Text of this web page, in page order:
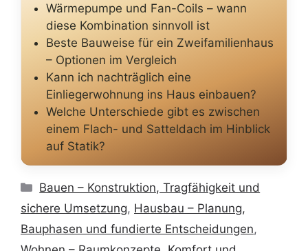
Wärmepumpe und Fan-Coils – wann
diese Kombination sinnvoll ist
Beste Bauweise für ein Zweifamilienhaus
– Optionen im Vergleich
Kann ich nachträglich eine
Einliegerwohnung ins Haus einbauen?
Welche Unterschiede gibt es zwischen
einem Flach- und Satteldach im Hinblick
auf Statik?
Kategorien
Bauen – Konstruktion, Tragfähigkeit und
sichere Umsetzung, Hausbau – Planung,
Bauphasen und fundierte Entscheidungen,